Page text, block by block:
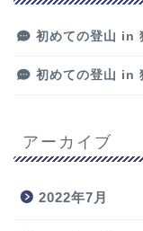
初めての登山 in
初めての登山 in
アーカイブ
2022年7月